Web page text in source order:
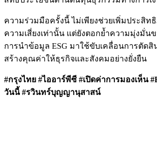
ความร่วมมือครั้งนี้ ไม่เพียงช่วยเพิ่มประสิท
ความเสี่ยงเท่านั้น แต่ยังตอกย้ำความมุ่งมั่น
การนำข้อมูล ESG มาใช้ขับเคลื่อนการตัดสิ
สร้างคุณค่าให้ธุรกิจและสังคมอย่างยั่งยืน
#กรุงไทย #ไออาร์พีซี #เปิดค่าการมองเห็น
วันนี้ #รวินทร์บุญญานุสาสน์